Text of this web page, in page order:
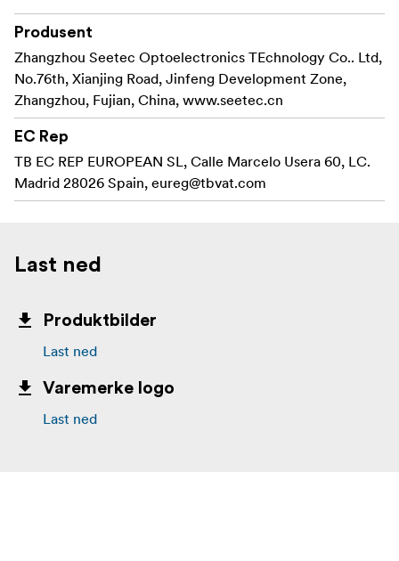
Produsent
Zhangzhou Seetec Optoelectronics TEchnology Co.. Ltd,
No.76th, Xianjing Road, Jinfeng Development Zone,
Zhangzhou, Fujian, China, www.seetec.cn
EC Rep
TB EC REP EUROPEAN SL, Calle Marcelo Usera 60, LC.
Madrid 28026 Spain, eureg@tbvat.com
Last ned
Produktbilder
Last ned
Varemerke logo
Last ned